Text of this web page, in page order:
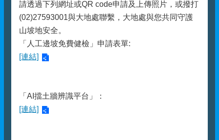
請透過下列網址或QR code申請及上傳照片，或撥打
(02)27593001與大地處聯繫，大地處與您共同守護
山坡地安全。
「人工邊坡免費健檢」申請表單:
[連結]
「AI擋土牆辨識平台」：
[連結]